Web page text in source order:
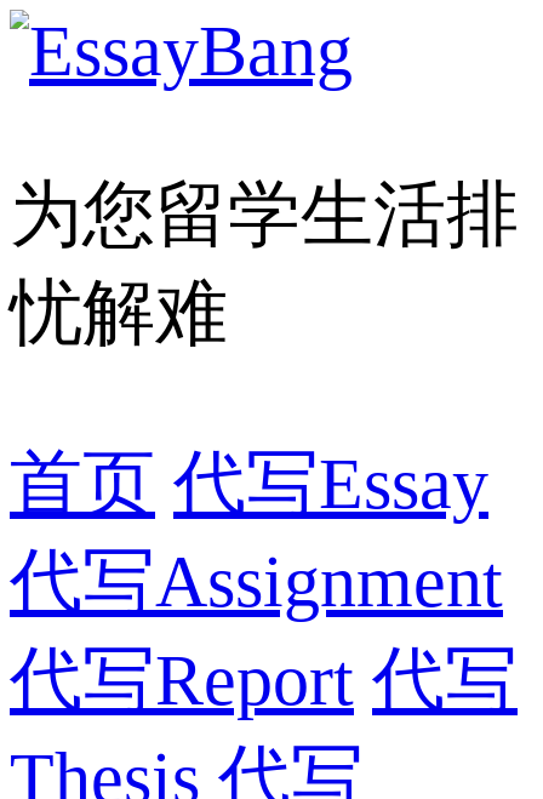
为您留学生活排
忧解难
首页 代写Essay
代写Assignment
代写Report 代写
Thesis 代写